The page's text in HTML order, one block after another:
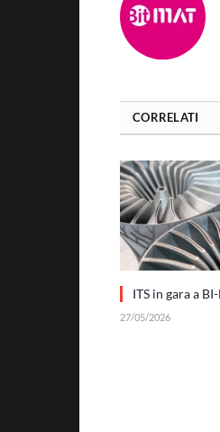
CORRELATI
ITS in gara a
27/05/2026